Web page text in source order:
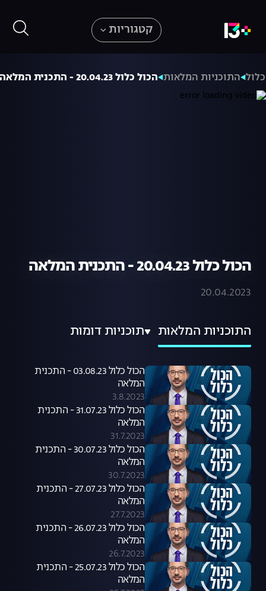
קטגוריות
התוכניות המלאות הכול כלול 20.04.23 - התכנית המלאה
הכול כלול 20.04.23 - התכנית המלאה
20.04.2023
התוכניות המלאות תוכניות דומות
הכול כלול 03.08.23 - התכנית
המלאה
3.8.2023
הכול כלול 31.07.23 - התכנית
המלאה
31.7.2023
הכול כלול 30.07.23 - התכנית
המלאה
30.7.2023
הכול כלול 27.07.23 - התכנית
המלאה
27.7.2023
הכול כלול 26.07.23 - התכנית
המלאה
26.7.2023
הכול כלול 25.07.23 - התכנית
המלאה